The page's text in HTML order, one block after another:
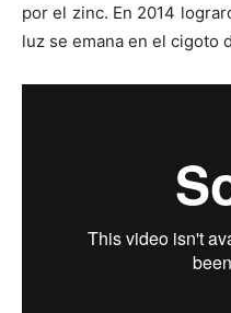
por el zinc. En 2014
luz se emana en el cigoto